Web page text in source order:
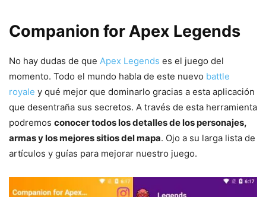
Companion for Apex Legends
No hay dudas de que Apex Legends es el juego del
momento. Todo el mundo habla de este nuevo battle
royale y qué mejor que dominarlo gracias a esta aplicación
que desentraña sus secretos. A través de esta herramienta
podremos conocer todos los detalles de los personajes,
armas y los mejores sitios del mapa. Ojo a su larga lista de
artículos y guías para mejorar nuestro juego.